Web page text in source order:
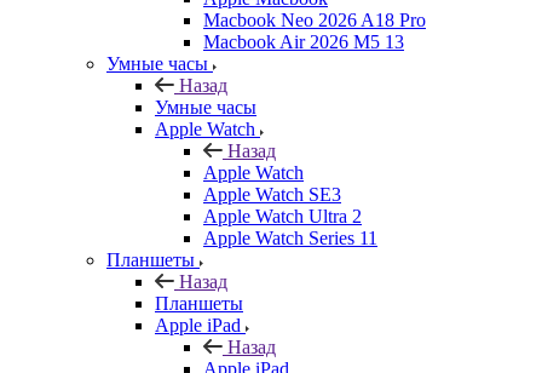
Macbook Neo 2026 A18 Pro
Macbook Air 2026 M5 13
Умные часы
Назад
Умные часы
Apple Watch
Назад
Apple Watch
Apple Watch SE3
Apple Watch Ultra 2
Apple Watch Series 11
Планшеты
Назад
Планшеты
Apple iPad
Назад
Apple iPad